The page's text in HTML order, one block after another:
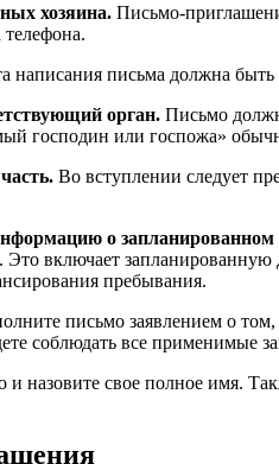
хозяина. Письмо-
написания письма должна быть
орган. Письмо
господин или госпожа»
Во вступлении следует
о запланированном
включает запланированную
пребывания.
письмо заявлением о том,
соблюдать все применимые
назовите свое полное имя.